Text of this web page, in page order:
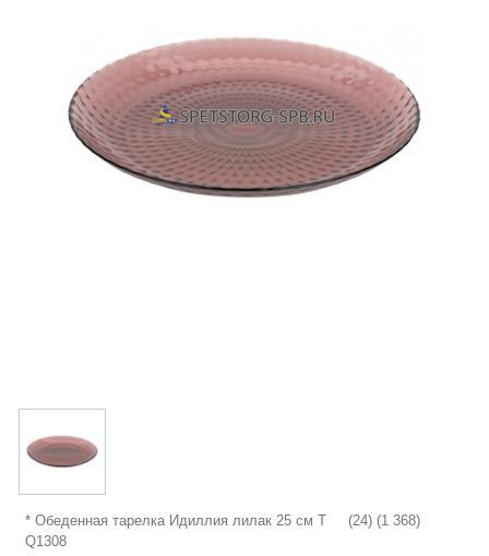
* Обеденная тарелка Идиллия лилак 25 см T (24) (1 368)
Q1308